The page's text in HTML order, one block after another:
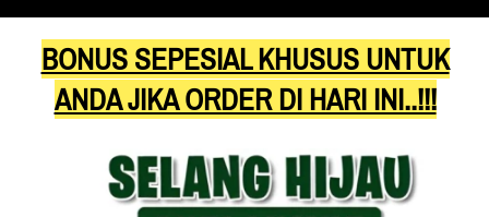
BONUS SEPESIAL KHUSUS UNTUK
ANDA JIKA ORDER DI HARI INI..!!!